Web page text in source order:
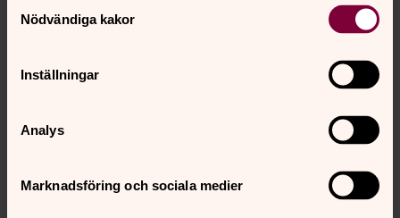
Nödvändiga kakor
Inställningar
Analys
Marknadsföring och sociala medier